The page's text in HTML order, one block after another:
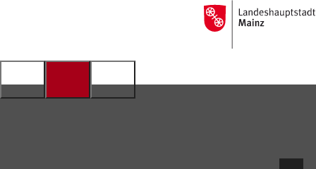
الانتقال إلى المحتوى
إلى
الصفحة